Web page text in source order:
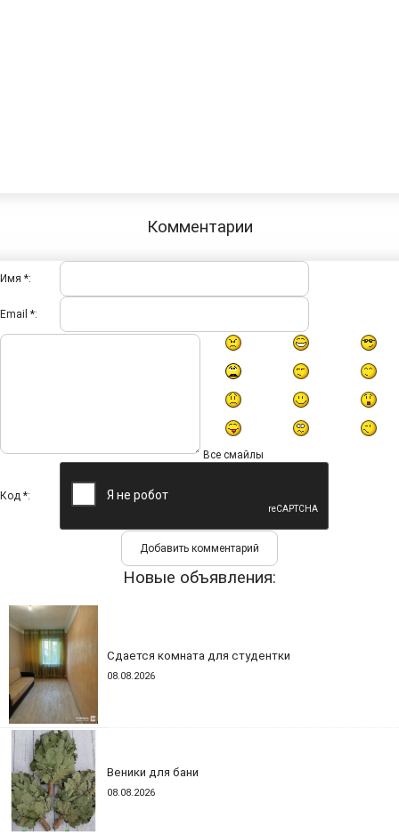
Комментарии
Имя *:
Email *:
Все смайлы
Код *:
Новые объявления:
Сдается комната для студентки
08.08.2026
Веники для бани
08.08.2026